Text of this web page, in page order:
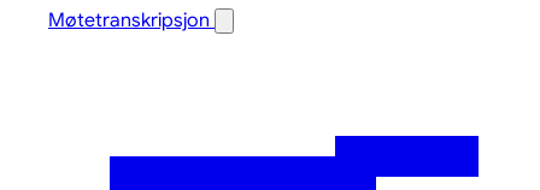
Møtetranskripsjon